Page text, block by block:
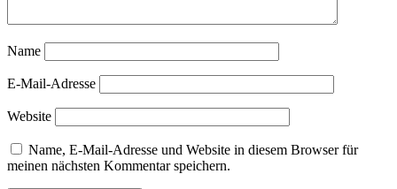
Name
E-Mail-Adresse
Website
Name, E-Mail-Adresse und Website in diesem Browser für
meinen nächsten Kommentar speichern.